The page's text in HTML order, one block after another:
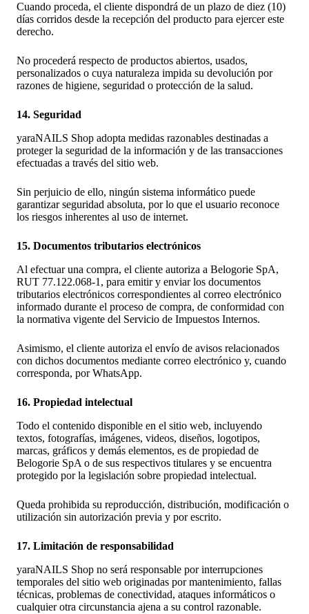
Cuando proceda, el cliente dispondrá de un plazo de diez (10)
días corridos desde la recepción del producto para ejercer este
derecho.
No procederá respecto de productos abiertos, usados,
personalizados o cuya naturaleza impida su devolución por
razones de higiene, seguridad o protección de la salud.
14. Seguridad
yaraNAILS Shop adopta medidas razonables destinadas a
proteger la seguridad de la información y de las transacciones
efectuadas a través del sitio web.
Sin perjuicio de ello, ningún sistema informático puede
garantizar seguridad absoluta, por lo que el usuario reconoce
los riesgos inherentes al uso de internet.
15. Documentos tributarios electrónicos
Al efectuar una compra, el cliente autoriza a Belogorie SpA,
RUT 77.122.068-1, para emitir y enviar los documentos
tributarios electrónicos correspondientes al correo electrónico
informado durante el proceso de compra, de conformidad con
la normativa vigente del Servicio de Impuestos Internos.
Asimismo, el cliente autoriza el envío de avisos relacionados
con dichos documentos mediante correo electrónico y, cuando
corresponda, por WhatsApp.
16. Propiedad intelectual
Todo el contenido disponible en el sitio web, incluyendo
textos, fotografías, imágenes, videos, diseños, logotipos,
marcas, gráficos y demás elementos, es de propiedad de
Belogorie SpA o de sus respectivos titulares y se encuentra
protegido por la legislación sobre propiedad intelectual.
Queda prohibida su reproducción, distribución, modificación o
utilización sin autorización previa y por escrito.
17. Limitación de responsabilidad
yaraNAILS Shop no será responsable por interrupciones
temporales del sitio web originadas por mantenimiento, fallas
técnicas, problemas de conectividad, ataques informáticos o
cualquier otra circunstancia ajena a su control razonable.